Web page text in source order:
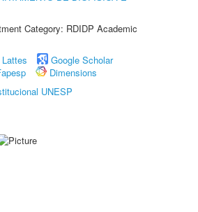
Category: RDIDP Academic
Google Scholar
Dimensions
UNESP